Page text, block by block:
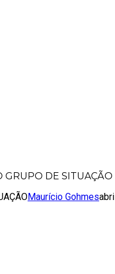
GRUPO DE SITUAÇÃO
Maurício Gohmes